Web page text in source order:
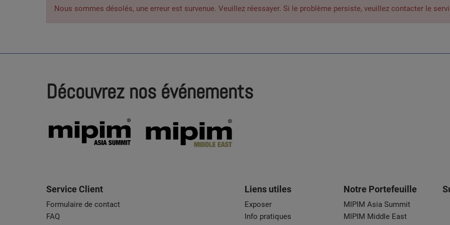
Nous sommes désolés, une erreur est survenue. Veuillez réessayer. Si le problème persiste, veuillez contacter le
Découvrez nos événements
Service Client
Formulaire de contact
FAQ
Liens utiles
Exposer
Info pratiques
Notre Portefeuille
MIPIM Asia Summit
MIPIM Middle East